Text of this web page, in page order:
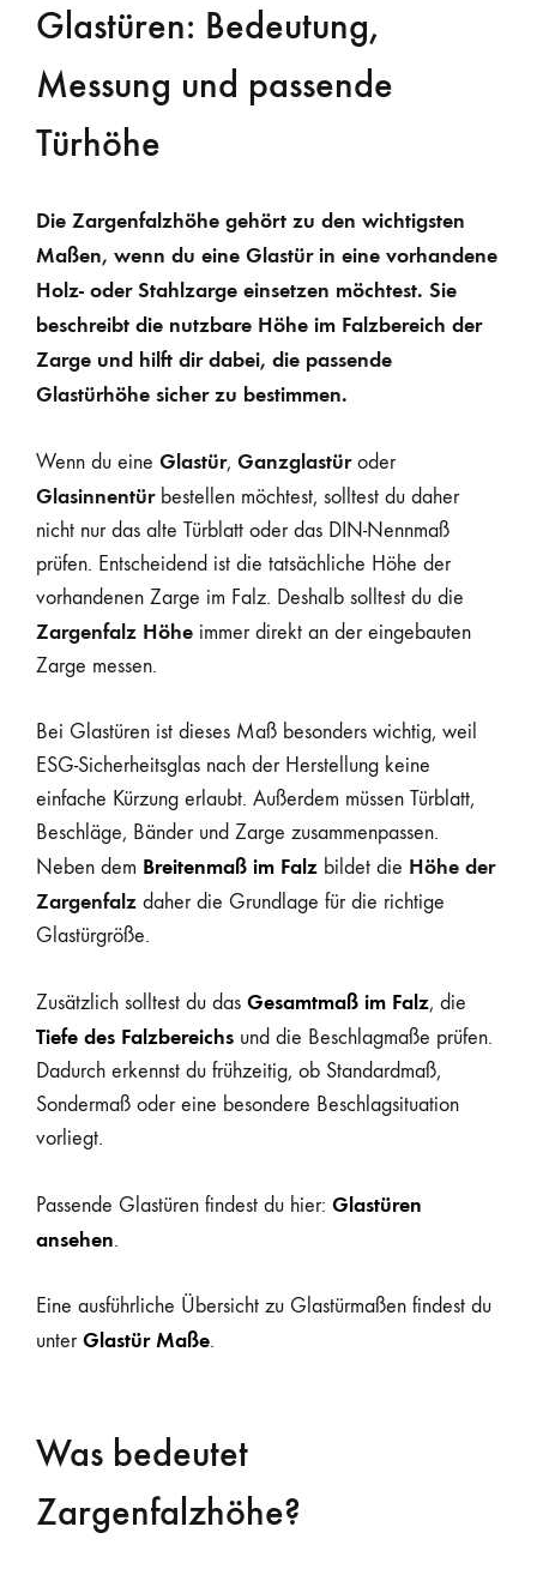
Glastüren: Bedeutung,
Messung und passende
Türhöhe
Die Zargenfalzhöhe gehört zu den wichtigsten
Maßen, wenn du eine Glastür in eine vorhandene
Holz- oder Stahlzarge einsetzen möchtest. Sie
beschreibt die nutzbare Höhe im Falzbereich der
Zarge und hilft dir dabei, die passende
Glastürhöhe sicher zu bestimmen.
Wenn du eine Glastür, Ganzglastüroder
Glasinnentürbestellen möchtest, solltest du daher
nicht nur das alte Türblatt oder das DIN-Nennmaß
prüfen. Entscheidend ist die tatsächliche Höhe der
vorhandenen Zarge im Falz. Deshalb solltest du die
Zargenfalz Höhe immer direkt an der eingebauten
Zarge messen.
Bei Glastüren ist dieses Maß besonders wichtig, weil
ESG-Sicherheitsglas nach der Herstellung keine
einfache Kürzung erlaubt. Außerdem müssen Türblatt,
Beschläge, Bänder und Zarge zusammenpassen.
Neben dem Breitenmaß im Falz bildet die Höhe der
Zargenfalz daher die Grundlage für die richtige
Glastürgröße.
Zusätzlich solltest du das Gesamtmaß im Falz, die
Tiefe des Falzbereichs und die Beschlagmaße prüfen.
Dadurch erkennst du frühzeitig, ob Standardmaß,
Sondermaß oder eine besondere Beschlagsituation
vorliegt.
Passende Glastüren findest du hier: Glastüren
ansehen.
Eine ausführliche Übersicht zu Glastürmaßen findest du
unterGlastür Maße.
Was bedeutet
Zargenfalzhöhe?